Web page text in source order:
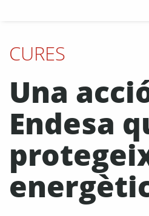
CURES
Una
Endesa